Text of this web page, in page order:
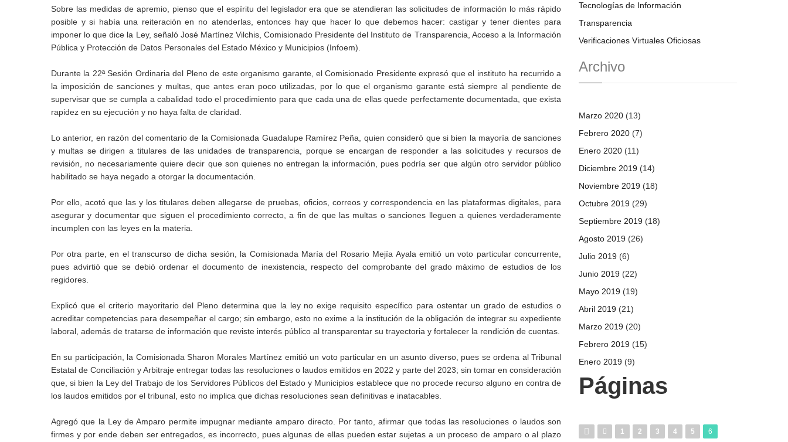
Sobre las medidas de apremio, pienso que el espíritu del legislador era que se atendieran las solicitudes de información lo más rápido
posible y si había una reiteración en no atenderlas, entonces hay que hacer lo que debemos hacer: castigar y tener dientes para
imponer lo que dice la Ley, señaló José Martínez Vilchis, Comisionado Presidente del Instituto de Transparencia, Acceso a la Información
Pública y Protección de Datos Personales del Estado México y Municipios (Infoem).
Durante la 22ª Sesión Ordinaria del Pleno de este organismo garante, el Comisionado Presidente expresó que el instituto ha recurrido a
la imposición de sanciones y multas, que antes eran poco utilizadas, por lo que el organismo garante está siempre al pendiente de
supervisar que se cumpla a cabalidad todo el procedimiento para que cada una de ellas quede perfectamente documentada, que exista
rapidez en su ejecución y no haya falta de claridad.
Lo anterior, en razón del comentario de la Comisionada Guadalupe Ramírez Peña, quien consideró que si bien la mayoría de sanciones
y multas se dirigen a titulares de las unidades de transparencia, porque se encargan de responder a las solicitudes y recursos de
revisión, no necesariamente quiere decir que son quienes no entregan la información, pues podría ser que algún otro servidor público
habilitado se haya negado a otorgar la documentación.
Por ello, acotó que las y los titulares deben allegarse de pruebas, oficios, correos y correspondencia en las plataformas digitales, para
asegurar y documentar que siguen el procedimiento correcto, a fin de que las multas o sanciones lleguen a quienes verdaderamente
incumplen con las leyes en la materia.
Por otra parte, en el transcurso de dicha sesión, la Comisionada María del Rosario Mejía Ayala emitió un voto particular concurrente,
pues advirtió que se debió ordenar el documento de inexistencia, respecto del comprobante del grado máximo de estudios de los
regidores.
Explicó que el criterio mayoritario del Pleno determina que la ley no exige requisito específico para ostentar un grado de estudios o
acreditar competencias para desempeñar el cargo; sin embargo, esto no exime a la institución de la obligación de integrar su expediente
laboral, además de tratarse de información que reviste interés público al transparentar su trayectoria y fortalecer la rendición de cuentas.
En su participación, la Comisionada Sharon Morales Martínez emitió un voto particular en un asunto diverso, pues se ordena al Tribunal
Estatal de Conciliación y Arbitraje entregar todas las resoluciones o laudos emitidos en 2022 y parte del 2023; sin tomar en consideración
que, si bien la Ley del Trabajo de los Servidores Públicos del Estado y Municipios establece que no procede recurso alguno en contra de
los laudos emitidos por el tribunal, esto no implica que dichas resoluciones sean definitivas e inatacables.
Agregó que la Ley de Amparo permite impugnar mediante amparo directo. Por tanto, afirmar que todas las resoluciones o laudos son
firmes y por ende deben ser entregados, es incorrecto, pues algunas de ellas pueden estar sujetas a un proceso de amparo o al plazo
Tecnologías de Información
Transparencia
Verificaciones Virtuales Oficiosas
Archivo
Marzo 2020 (13)
Febrero 2020 (7)
Enero 2020 (11)
Diciembre 2019 (14)
Noviembre 2019 (18)
Octubre 2019 (29)
Septiembre 2019 (18)
Agosto 2019 (26)
Julio 2019 (6)
Junio 2019 (22)
Mayo 2019 (19)
Abril 2019 (21)
Marzo 2019 (20)
Febrero 2019 (15)
Enero 2019 (9)
Páginas
1 2 3 4 5 6